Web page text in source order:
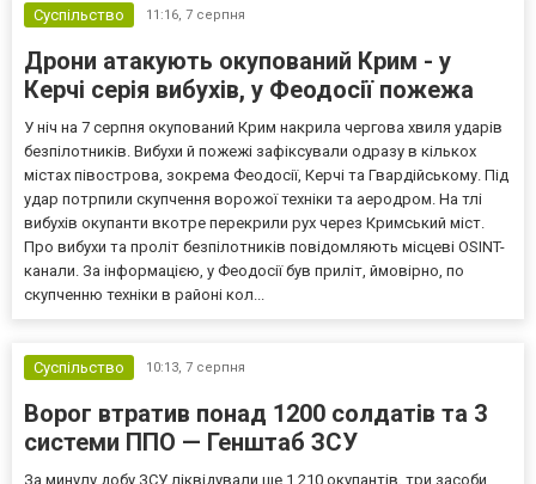
Суспільство 11:16, 7 серпня
Дрони атакують окупований Крим - у
Керчі серія вибухів, у Феодосії пожежа
У ніч на 7 серпня окупований Крим накрила чергова хвиля ударів
безпілотників. Вибухи й пожежі зафіксували одразу в кількох
містах півострова, зокрема Феодосії, Керчі та Гвардійському. Під
удар потрпили скупчення ворожої техніки та аеродром. На тлі
вибухів окупанти вкотре перекрили рух через Кримський міст.
Про вибухи та проліт безпілотників повідомляють місцеві OSINT-
канали. За інформацією, у Феодосії був приліт, ймовірно, по
скупченню техніки в районі кол...
Суспільство 10:13, 7 серпня
Ворог втратив понад 1200 солдатів та 3
системи ППО — Генштаб ЗСУ
За минулу добу ЗСУ ліквідували ще 1 210 окупантів, три засоби